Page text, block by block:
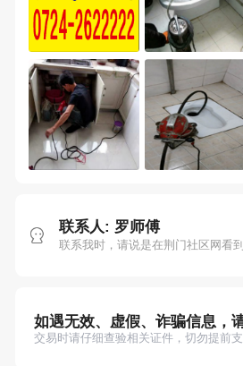
联系人: 罗师傅
联系我时，请说是在荆门社区网看
如遇无效、虚假、诈骗信息，
交易时请仔细查验相关证件，切勿提前